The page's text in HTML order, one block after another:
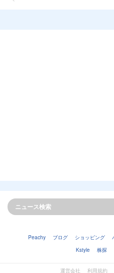
Peachy ブログ ショッピング
Kstyle
株探
運営会社 利用規約